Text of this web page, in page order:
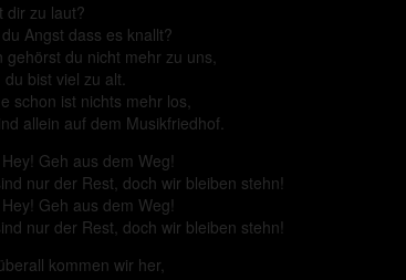
dir zu laut?
Angst dass es knallt?
gehörst du nicht mehr zu uns,
du bist viel zu alt.
schon ist nichts mehr los,
allein auf dem Musikfriedhof.
Geh aus dem Weg!
nur der Rest, doch wir bleiben stehn!
Geh aus dem Weg!
nur der Rest, doch wir bleiben stehn!
kommen wir her,